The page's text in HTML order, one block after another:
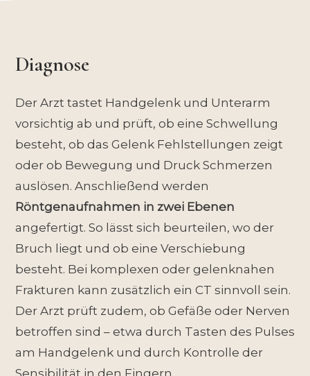
Diagnose
Der Arzt tastet Handgelenk und Unterarm
vorsichtig ab und prüft, ob eine Schwellung
besteht, ob das Gelenk Fehlstellungen zeigt
oder ob Bewegung und Druck Schmerzen
auslösen. Anschließend werden
Röntgenaufnahmen in zwei Ebenen
angefertigt. So lässt sich beurteilen, wo der
Bruch liegt und ob eine Verschiebung
besteht. Bei komplexen oder gelenknahen
Frakturen kann zusätzlich ein CT sinnvoll sein.
Der Arzt prüft zudem, ob Gefäße oder Nerven
betroffen sind – etwa durch Tasten des Pulses
am Handgelenk und durch Kontrolle der